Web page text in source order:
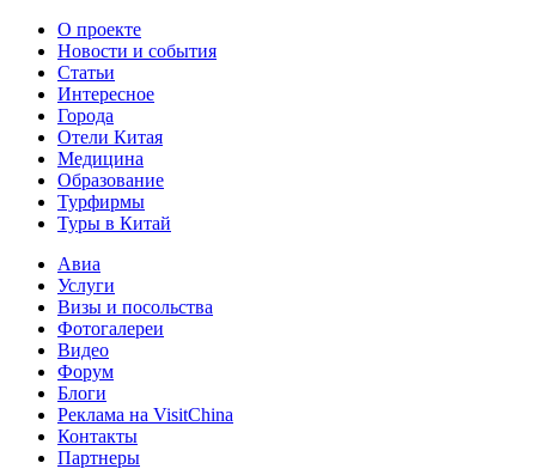
О проекте
Новости и события
Статьи
Интересное
Города
Отели Китая
Медицина
Образование
Турфирмы
Туры в Китай
Авиа
Услуги
Визы и посольства
Фотогалереи
Видео
Форум
Блоги
Реклама на VisitChina
Контакты
Партнеры